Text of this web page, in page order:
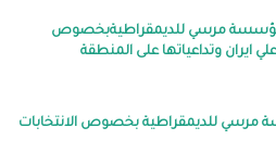
مؤسسة مرسي للديمقراطيةبخصوص
ايران وتداعياتها على المنطقة
مرسي للديمقراطية بخصوص الانتخابات